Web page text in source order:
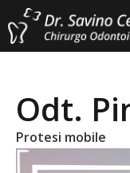
Odt.
Protesi mobile